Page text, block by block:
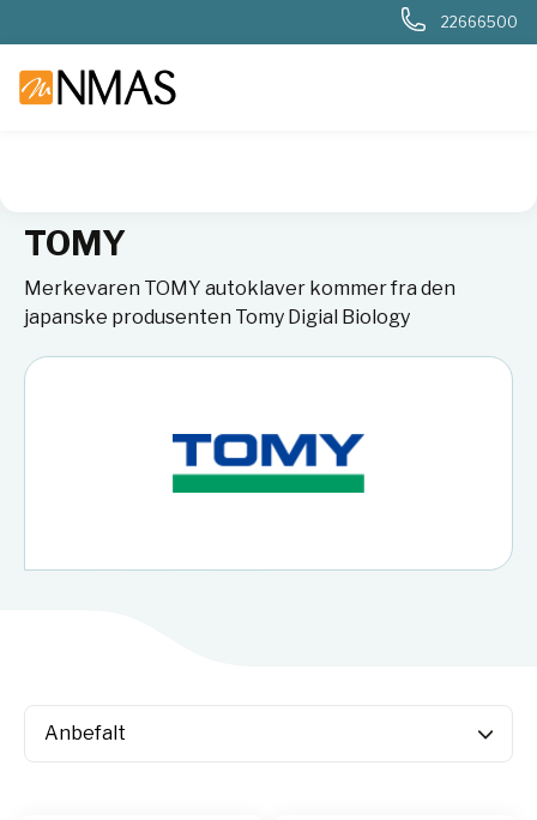
22666500
TOMY
Merkevaren TOMY autoklaver kommer fra den
japanske produsenten Tomy Digial Biology